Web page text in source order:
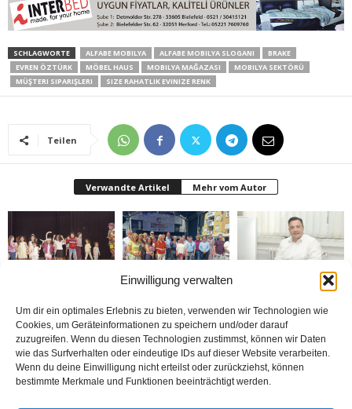
Einwilligung verwalten
Um dir ein optimales Erlebnis zu bieten, verwenden wir Technologien wie
Cookies, um Geräteinformationen zu speichern und/oder darauf
zuzugreifen. Wenn du diesen Technologien zustimmst, können wir Daten
wie das Surfverhalten oder eindeutige IDs auf dieser Website verarbeiten.
Wenn du deine Einwilligung nicht erteilst oder zurückziehst, können
bestimmte Merkmale und Funktionen beeinträchtigt werden.
SCHLAGWORTE ALFABE MOBILYA ALFABE MOBILYA SLOGANI
BRAKE
EVREN ÖZTÜRK
MÖBEL HAUS MOBILYA MAĞAZASI
MOBILYA SEKTÖRÜ
MÜŞTERI SIPARIŞLERI
SIZE RAHATLIK EVINIZE RENK
Teilen
Verwandte Artikel Mehr vom Autor
Festivali yapıldı
Yabancılar Haftası
donduruldu